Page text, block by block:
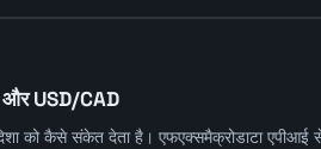
और USD/CAD
को कैसे संकेत देता है। एफएक्समैक्रोडाटा